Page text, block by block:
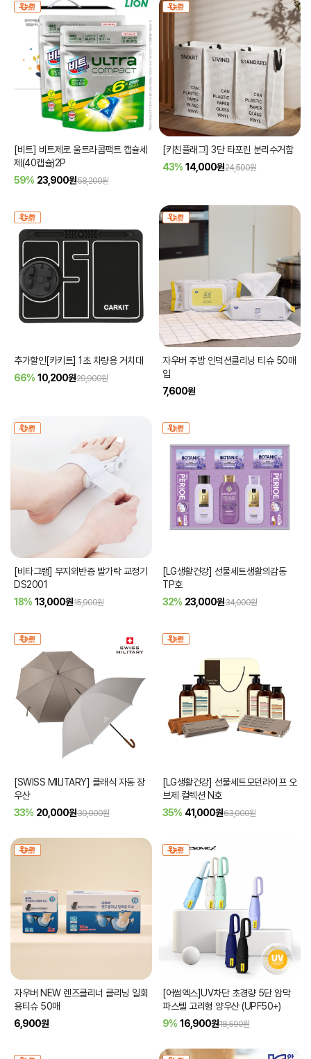
[비트] 비트제로 울트라콤팩트 캡슐세
제(40캡슐)2P
59% 23,900원58,200원
[키친플래그] 3단 타포린 분리수거함
43% 14,000원24,500원
추가할인[카키트] 1초 차량용 거치대
66% 10,200원29,900원
자우버 주방 인덕션클리닝 티슈 50매
입
7,600원
[비타그램] 무지외반증 발가락 교정기
DS2001
18% 13,000원15,900원
[LG생활건강] 선물세트생활의감동
TP호
32% 23,000원34,000원
[SWISS MILITARY] 클래식 자동 장
우산
33% 20,000원30,000원
[LG생활건강] 선물세트모던라이프 오
브제 컬렉션 N호
35% 41,000원63,000원
자우버 NEW 렌즈클리너 클리닝 일회
용티슈 50매
6,900원
[어썸엑스]UV차단 초경량 5단 암막
파스텔 고리형 양우산 (UPF50+)
9% 16,900원18,590원